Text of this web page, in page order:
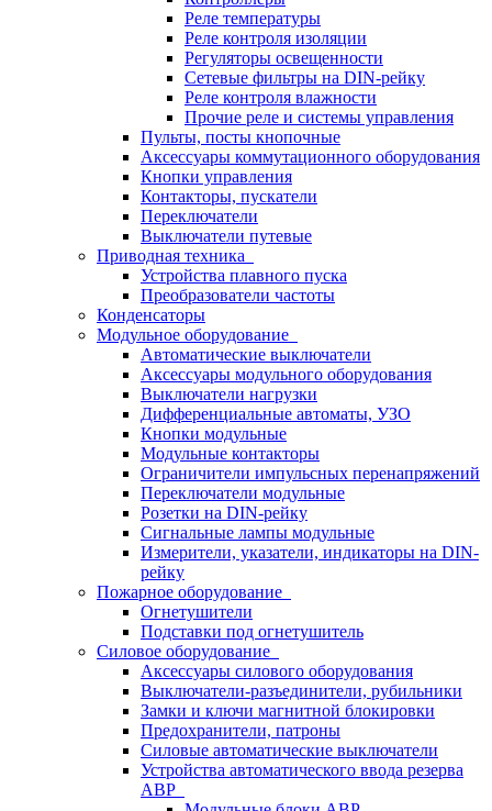
Реле температуры
Реле контроля изоляции
Регуляторы освещенности
Сетевые фильтры на DIN-рейку
Реле контроля влажности
Прочие реле и системы управления
Пульты, посты кнопочные
Аксессуары коммутационного оборудования
Кнопки управления
Контакторы, пускатели
Переключатели
Выключатели путевые
Приводная техника
Устройства плавного пуска
Преобразователи частоты
Конденсаторы
Модульное оборудование
Автоматические выключатели
Аксессуары модульного оборудования
Выключатели нагрузки
Дифференциальные автоматы, УЗО
Кнопки модульные
Модульные контакторы
Ограничители импульсных перенапряжений
Переключатели модульные
Розетки на DIN-рейку
Сигнальные лампы модульные
Измерители, указатели, индикаторы на DIN-
рейку
Пожарное оборудование
Огнетушители
Подставки под огнетушитель
Силовое оборудование
Аксессуары силового оборудования
Выключатели-разъединители, рубильники
Замки и ключи магнитной блокировки
Предохранители, патроны
Силовые автоматические выключатели
Устройства автоматического ввода резерва
АВР